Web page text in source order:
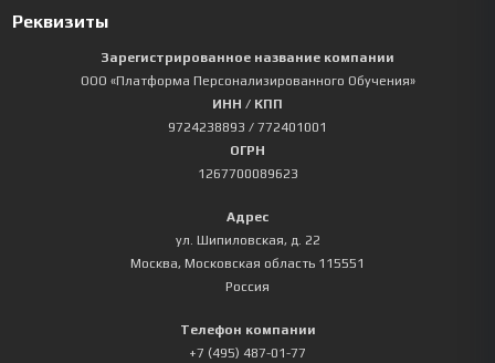
Реквизиты
Зарегистрированное название компании
ООО «Платформа Персонализированного Обучения»
ИНН / КПП
9724238893 / 772401001
ОГРН
1267700089623
Адрес
ул. Шипиловская, д. 22
Москва, Московская область 115551
Россия
Телефон компании
+7 (495) 487-01-77